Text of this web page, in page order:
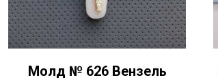
Молд № 626 Вензель